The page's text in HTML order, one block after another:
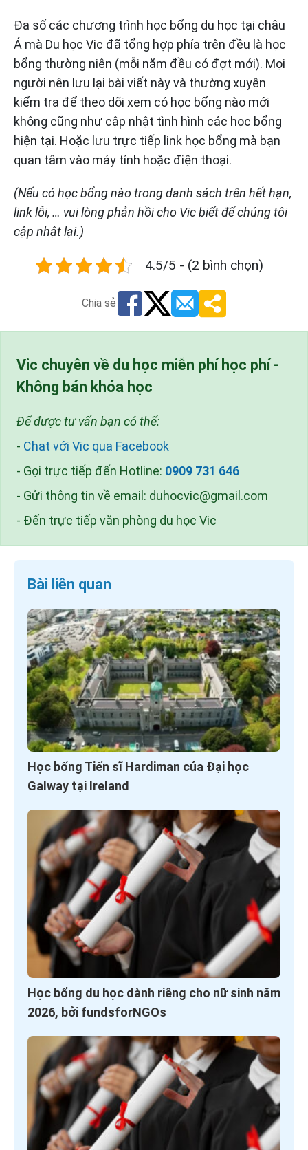
Đa số các chương trình học bổng du học tại châu
Á mà Du học Vic đã tổng hợp phía trên đều là học
bổng thường niên (mỗi năm đều có đợt mới). Mọi
người nên lưu lại bài viết này và thường xuyên
kiểm tra để theo dõi xem có học bổng nào mới
không cũng như cập nhật tình hình các học bổng
hiện tại. Hoặc lưu trực tiếp link học bổng mà bạn
quan tâm vào máy tính hoặc điện thoại.
(Nếu có học bổng nào trong danh sách trên hết hạn,
link lỗi, … vui lòng phản hồi cho Vic biết để chúng tôi
cập nhật lại.)
4.5/5 - (2 bình chọn)
Chia sẻ
Vic chuyên về du học miễn phí học phí -
Không bán khóa học
Để được tư vấn bạn có thể:
- Chat với Vic qua Facebook
- Gọi trực tiếp đến Hotline: 0909 731 646
- Gửi thông tin về email: duhocvic@gmail.com
- Đến trực tiếp văn phòng du học Vic
Bài liên quan
Học bổng Tiến sĩ Hardiman của Đại học
Galway tại Ireland
Học bổng du học dành riêng cho nữ sinh năm
2026, bởi fundsforNGOs